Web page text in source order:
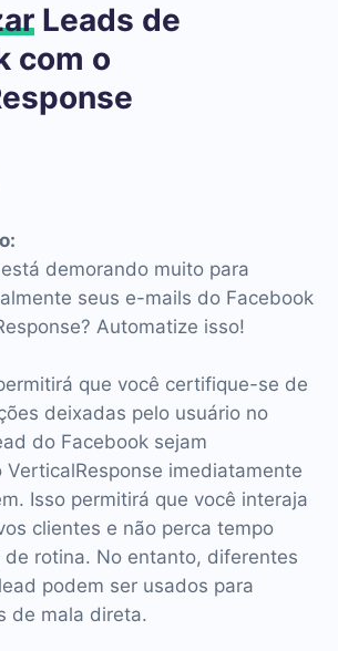
Leads de
com o
demorando muito para
seus e-mails do Facebook
Automatize isso!
que você certifique-se de
deixadas pelo usuário no
do Facebook sejam
imediatamente
Isso permitirá que você interaja
clientes e não perca tempo
de rotina. No entanto, diferentes
podem ser usados para
de mala direta.